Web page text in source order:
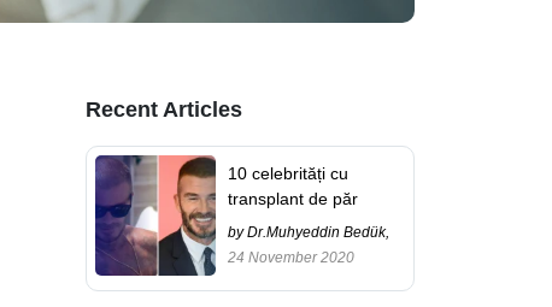
Recent Articles
10 celebrități cu
transplant de păr
by Dr.Muhyeddin Bedük,
24 November 2020